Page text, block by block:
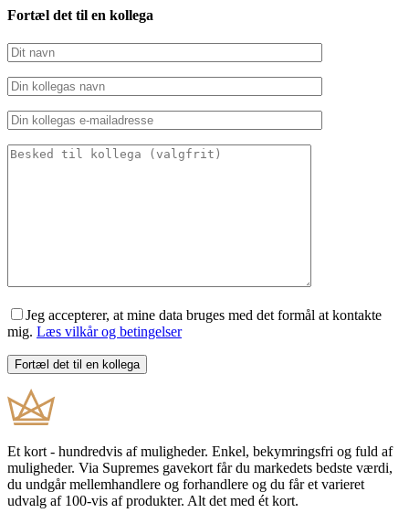
Fortæl det til en kollega
Jeg accepterer, at mine data bruges med det formål at kontakte
mig. Læs vilkår og betingelser
Et kort - hundredvis af muligheder. Enkel, bekymringsfri og fuld af
muligheder. Via Supremes gavekort får du markedets bedste værdi,
du undgår mellemhandlere og forhandlere og du får et varieret
udvalg af 100-vis af produkter. Alt det med ét kort.